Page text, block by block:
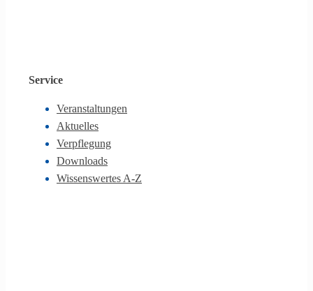
Service
Veranstaltungen
Aktuelles
Verpflegung
Downloads
Wissenswertes A-Z